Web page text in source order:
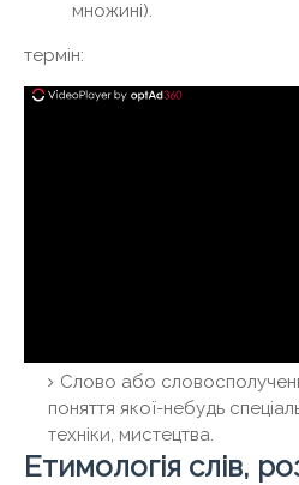
множині).
термін:
Слово або
поняття якої-небудь
техніки, мистецтва.
Етимологія слів,